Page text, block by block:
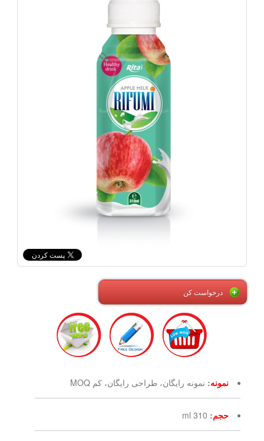
درخواست کن
نمونه: نمونه رایگان، طراحی رایگان، کم MOQ
حجم:
310 ml